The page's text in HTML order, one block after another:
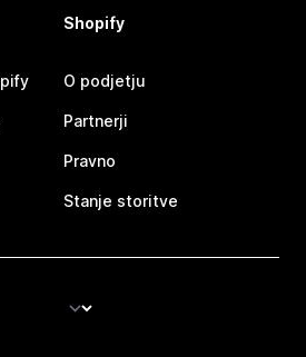
Shopify
O podjetju
Partnerji
Pravno
Stanje storitve